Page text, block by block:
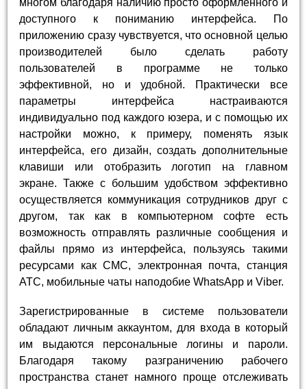
многом благодаря наличию просто оформленного и
доступного к пониманию интерфейса. По
приложению сразу чувствуется, что основной целью
производителей было сделать работу
пользователей в программе не только
эффективной, но и удобной. Практически все
параметры интерфейса настраиваются
индивидуально под каждого юзера, и с помощью их
настройки можно, к примеру, поменять язык
интерфейса, его дизайн, создать дополнительные
клавиши или отобразить логотип на главном
экране. Также с большим удобством эффективно
осуществляется коммуникация сотрудников друг с
другом, так как в компьютерном софте есть
возможность отправлять различные сообщения и
файлы прямо из интерфейса, пользуясь такими
ресурсами как СМС, электронная почта, станция
АТС, мобильные чаты наподобие WhatsApp и Viber.
Зарегистрированные в системе пользователи
обладают личным аккаунтом, для входа в который
им выдаются персональные логины и пароли.
Благодаря такому разграничению рабочего
пространства станет намного проще отслеживать